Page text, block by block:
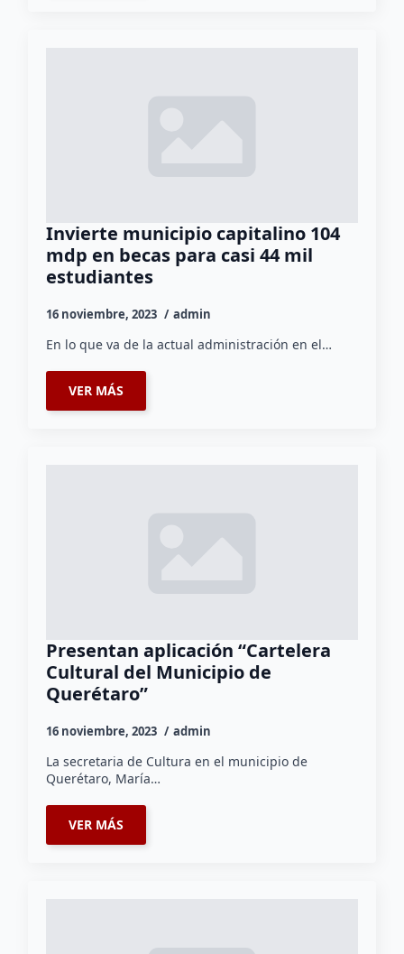
Invierte municipio capitalino 104
mdp en becas para casi 44 mil
estudiantes
16 noviembre, 2023 admin
En lo que va de la actual administración en el…
VER MÁS
Presentan aplicación “Cartelera
Cultural del Municipio de
Querétaro”
16 noviembre, 2023 admin
La secretaria de Cultura en el municipio de
Querétaro, María…
VER MÁS